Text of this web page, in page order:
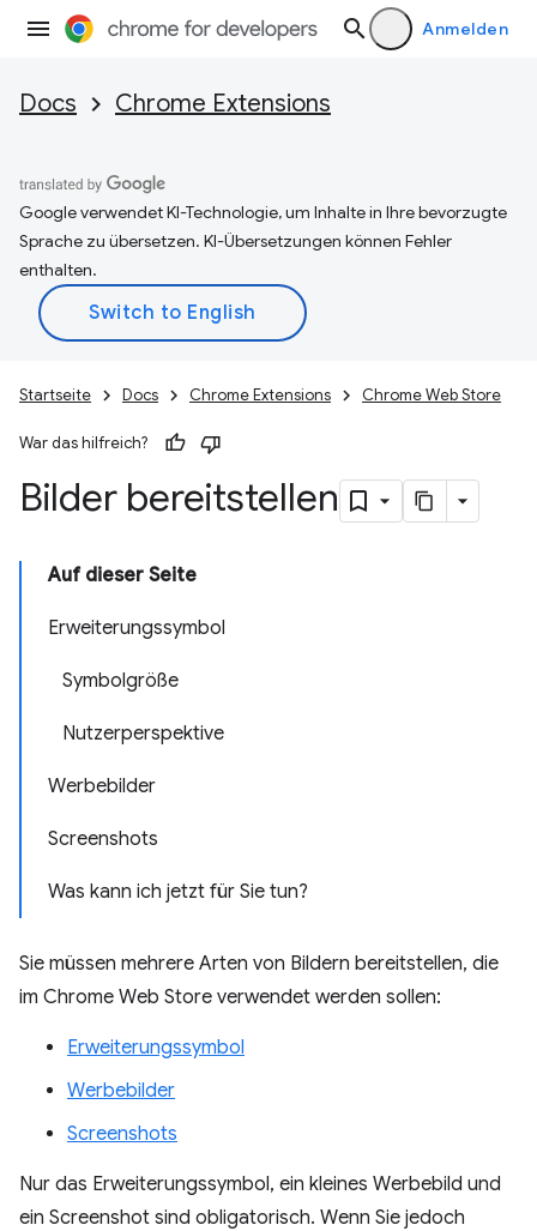
Anmelden
Docs Chrome Extensions
Google verwendet KI-Technologie, um Inhalte in Ihre bevorzugte
Sprache zu übersetzen. KI-Übersetzungen können Fehler
enthalten.
Startseite Docs Chrome Extensions Chrome Web Store
War das hilfreich?
Bilder bereitstellen
Auf dieser Seite
Erweiterungssymbol
Symbolgröße
Nutzerperspektive
Werbebilder
Screenshots
Was kann ich jetzt für Sie tun?
Sie müssen mehrere Arten von Bildern bereitstellen, die
im Chrome Web Store verwendet werden sollen:
Erweiterungssymbol
Werbebilder
Screenshots
Nur das Erweiterungssymbol, ein kleines Werbebild und
ein Screenshot sind obligatorisch. Wenn Sie jedoch